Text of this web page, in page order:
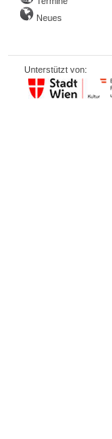
Neues
Unterstützt von: